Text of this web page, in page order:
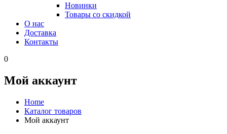
Новинки
Товары со скидкой
О нас
Доставка
Контакты
0
Мой аккаунт
Home
Каталог товаров
Мой аккаунт